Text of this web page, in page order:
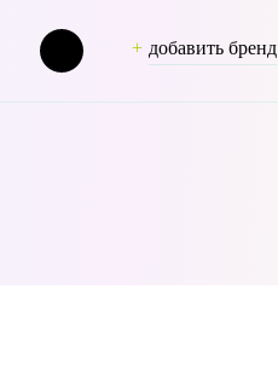
добавить бренд